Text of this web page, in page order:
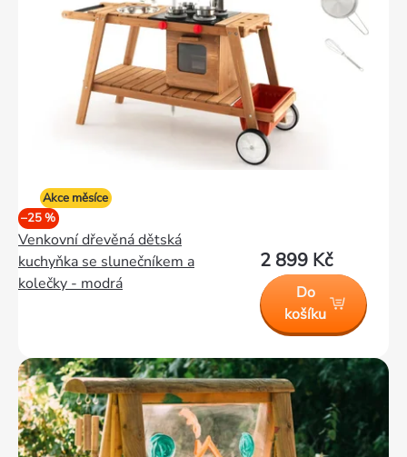
Akce měsíce
–25 %
Venkovní dřevěná dětská
kuchyňka se slunečníkem a
kolečky - modrá
2 899 Kč
Do
košíku